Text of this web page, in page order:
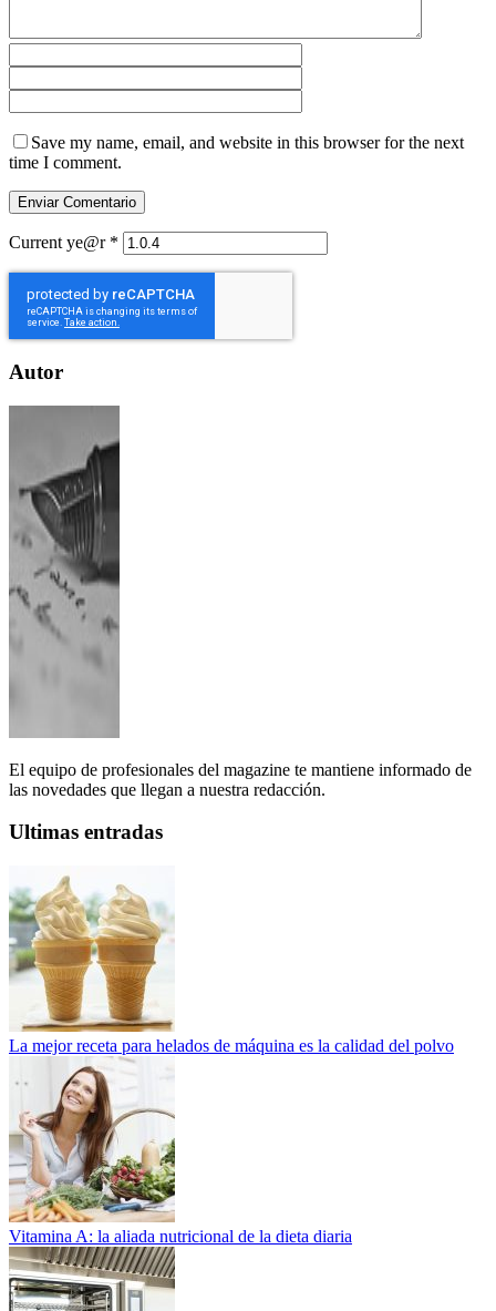
Save my name, email, and website in this browser for the next
time I comment.
Current ye@r *
Autor
El equipo de profesionales del magazine te mantiene informado de
las novedades que llegan a nuestra redacción.
Ultimas entradas
La mejor receta para helados de máquina es la calidad del polvo
Vitamina A: la aliada nutricional de la dieta diaria